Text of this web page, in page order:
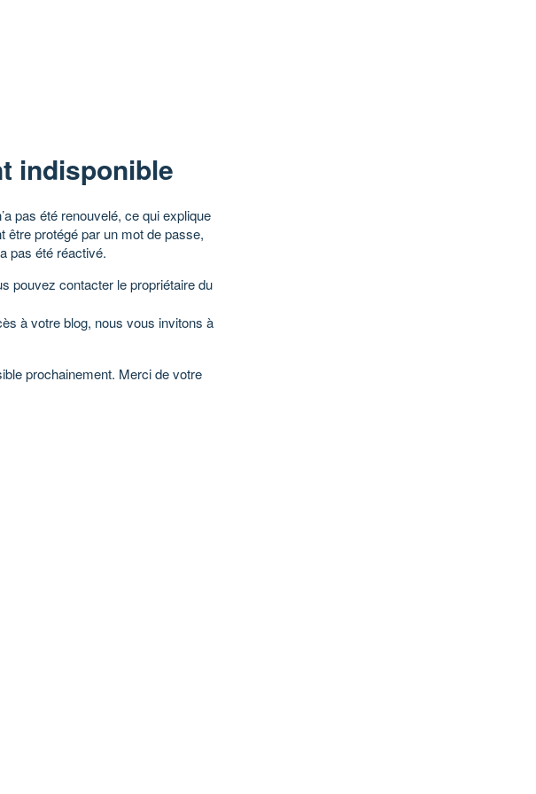
indisponible
pas été renouvelé, ce qui explique
être protégé par un mot de passe,
pas été réactivé.
pouvez contacter le propriétaire du
à votre blog, nous vous invitons à
prochainement. Merci de votre